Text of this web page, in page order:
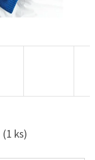
(1 ks)